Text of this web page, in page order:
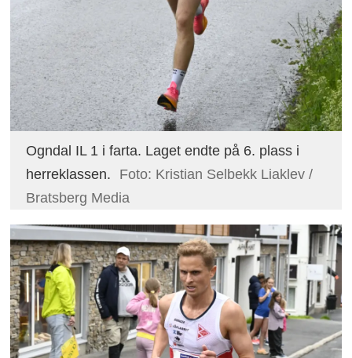
Ogndal IL 1 i farta. Laget endte på 6. plass i
herreklassen.
Foto: Kristian Selbekk Liaklev /
Bratsberg Media